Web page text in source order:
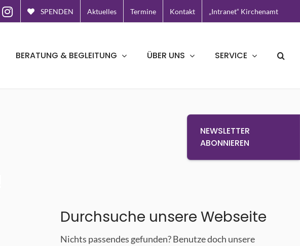
SPENDEN Aktuelles Termine Kontakt „Intranet“ Kirchenamt
BERATUNG & BEGLEITUNG ÜBER UNS SERVICE
NEWSLETTER
ABONNIEREN
Durchsuche unsere Webseite
Nichts passendes gefunden? Benutze doch unsere